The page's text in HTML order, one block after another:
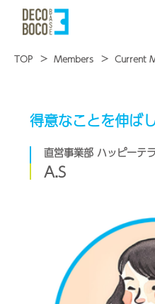
TOP Members Current
得意なことを伸ば
直営事業部 ハッピーテ
A.S